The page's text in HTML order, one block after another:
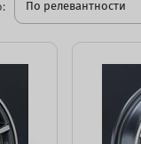
По релевантности